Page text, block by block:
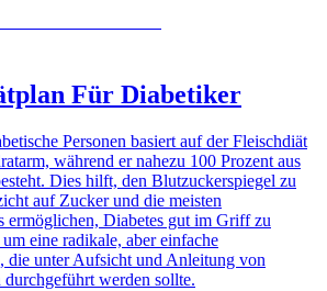
Für Diabetiker
Personen basiert auf der Fleischdiät
während er nahezu 100 Prozent aus
Dies hilft, den Blutzuckerspiegel zu
auf Zucker und die meisten
ermöglichen, Diabetes gut im Griff zu
eine radikale, aber einfache
die unter Aufsicht und Anleitung von
durchgeführt werden sollte.